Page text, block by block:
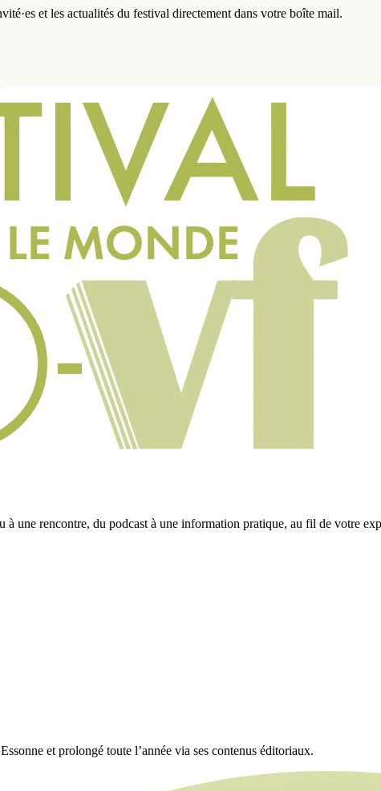
et les actualités du festival directement dans votre boîte mail.
une rencontre, du podcast à une information pratique, au fil de votre
et prolongé toute l’année via ses contenus éditoriaux.